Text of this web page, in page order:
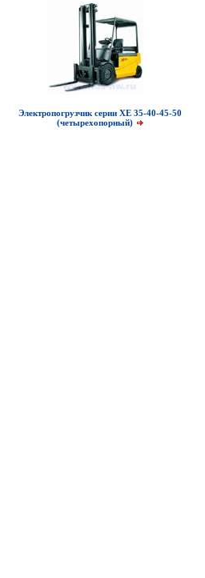
Электропогрузчик серии XE 35-40-45-50
(четырехопорный)